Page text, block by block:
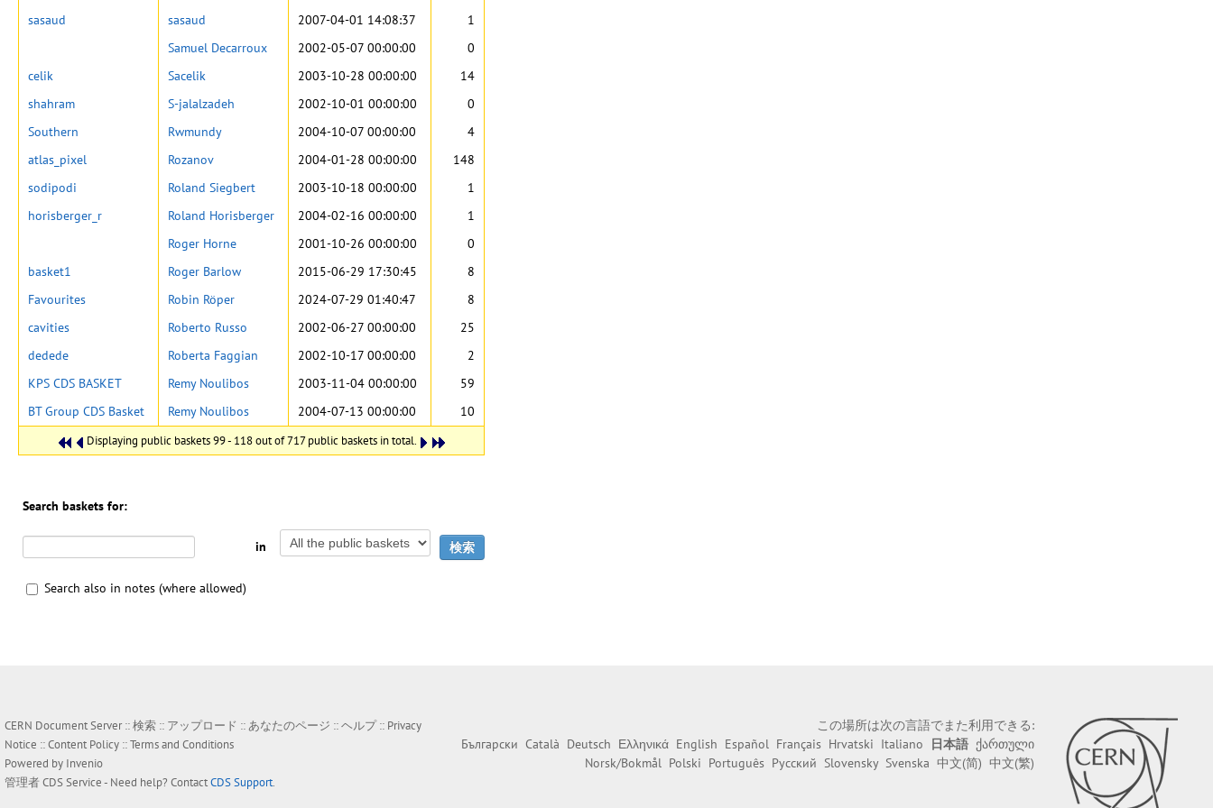
Displaying public baskets 99 - 118 out of 717 public baskets in total.
sasaud
sasaud 2007-04-01 14:08:37
1
Samuel Decarroux
2002-05-07 00:00:00
0
celik
Sacelik 2003-10-28 00:00:00
14
shahram
S-jalalzadeh 2002-10-01 00:00:00
0
Southern
Rwmundy 2004-10-07 00:00:00
4
atlas_pixel
Rozanov 2004-01-28 00:00:00
148
sodipodi
Roland Siegbert 2003-10-18 00:00:00
1
horisberger_r
Roland Horisberger 2004-02-16 00:00:00
1
Roger Horne
2001-10-26 00:00:00
0
basket1
Roger Barlow 2015-06-29 17:30:45
8
Favourites
Robin Röper 2024-07-29 01:40:47
8
cavities
Roberto Russo 2002-06-27 00:00:00
25
dedede
Roberta Faggian 2002-10-17 00:00:00
2
KPS CDS BASKET
Remy Noulibos 2003-11-04 00:00:00
59
BT Group CDS Basket
Remy Noulibos 2004-07-13 00:00:00 10
Search baskets for:
in
Search also in notes (where allowed)
CERN Document Server ::検索 :: アップロード ::あなたのページ ::ヘルプ:: Privacy
Notice ::Content Policy ::Terms and Conditions
Powered by Invenio
管理者CDS Service- Need help? ContactCDS Support.
この場所は次の言語でまた利用できる:
Български Català Deutsch Ελληνικά English Español Français Hrvatski Italiano 日本語 ქართული
Norsk/Bokmål Polski Português Русский Slovensky Svenska 中文(简) 中文(繁)